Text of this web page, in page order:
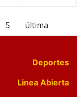
5 última
Deportes
Linea Abierta